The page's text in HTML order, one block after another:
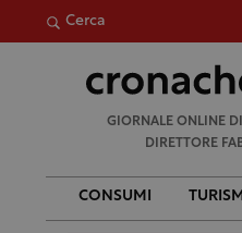
Cerca
GIORNALE ONLINE
DIRETTORE
CONSUMI